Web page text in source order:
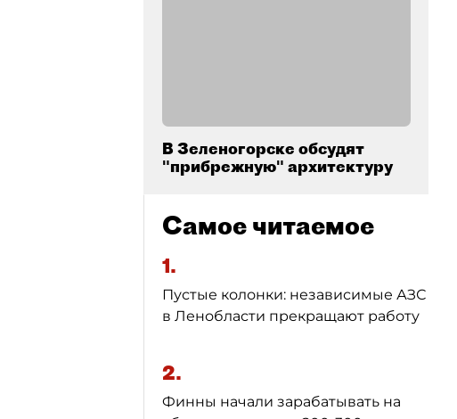
В Зеленогорске обсудят
"прибрежную" архитектуру
Самое читаемое
1.
Пустые колонки: независимые АЗС
в Ленобласти прекращают работу
2.
Финны начали зарабатывать на